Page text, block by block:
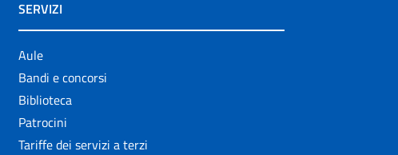
SERVIZI
Aule
Bandi e concorsi
Biblioteca
Patrocini
Tariffe dei servizi a terzi